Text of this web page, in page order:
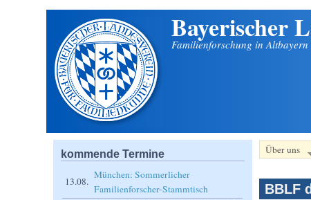
Bayerischer
Familienforschung in
Über uns
BBLF
kommende Termine
13.08.
München: Sommerlicher
Familienforscher-Stammtisch